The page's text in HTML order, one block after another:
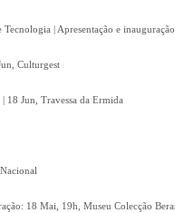
| Apresentação e
Culturgest
18 Jun, Travessa da Ermida
18 Mai, 19h, Museu Colecção